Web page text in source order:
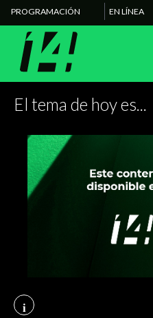
PROGRAMACIÓN EN LÍNEA
El tema de hoy es...
i